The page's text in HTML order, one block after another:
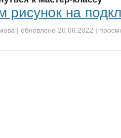
рисунок на
| обновлено 26.06.2022 |